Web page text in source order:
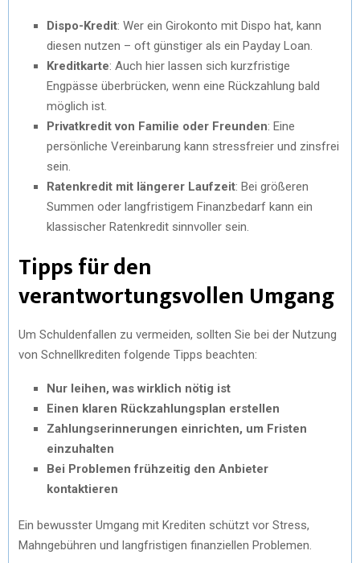
Dispo-Kredit: Wer ein Girokonto mit Dispo hat, kann
diesen nutzen – oft günstiger als ein Payday Loan.
Kreditkarte: Auch hier lassen sich kurzfristige
Engpässe überbrücken, wenn eine Rückzahlung bald
möglich ist.
Privatkredit von Familie oder Freunden: Eine
persönliche Vereinbarung kann stressfreier und zinsfrei
sein.
Ratenkredit mit längerer Laufzeit: Bei größeren
Summen oder langfristigem Finanzbedarf kann ein
klassischer Ratenkredit sinnvoller sein.
Tipps für den
verantwortungsvollen Umgang
Um Schuldenfallen zu vermeiden, sollten Sie bei der Nutzung
von Schnellkrediten folgende Tipps beachten:
Nur leihen, was wirklich nötig ist
Einen klaren Rückzahlungsplan erstellen
Zahlungserinnerungen einrichten, um Fristen
einzuhalten
Bei Problemen frühzeitig den Anbieter
kontaktieren
Ein bewusster Umgang mit Krediten schützt vor Stress,
Mahngebühren und langfristigen finanziellen Problemen.